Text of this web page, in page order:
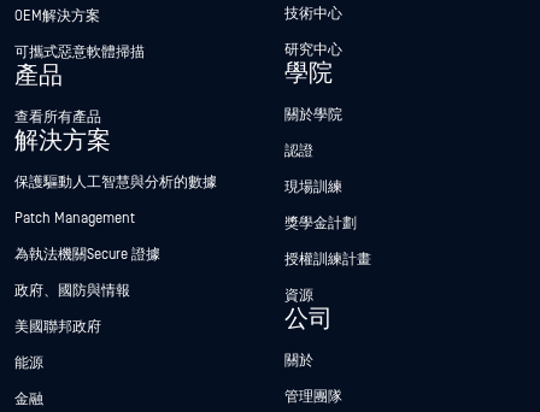
OEM解決方案
可攜式惡意軟體掃描
產品
查看所有產品
解決方案
保護驅動人工智慧與分析的數據
Patch Management
為執法機關Secure 證據
政府、國防與情報
美國聯邦政府
能源
金融
技術中心
研究中心
學院
關於學院
認證
現場訓練
獎學金計劃
授權訓練計畫
資源
公司
關於
管理團隊